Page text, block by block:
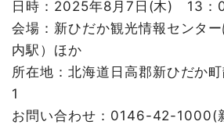
日時：2025年8月7日(木) 13：
会場：新ひだか観光情報センタ
内駅）ほか
所在地：北海道日高郡新ひだか
1
お問い合わせ：0146-42-1000(